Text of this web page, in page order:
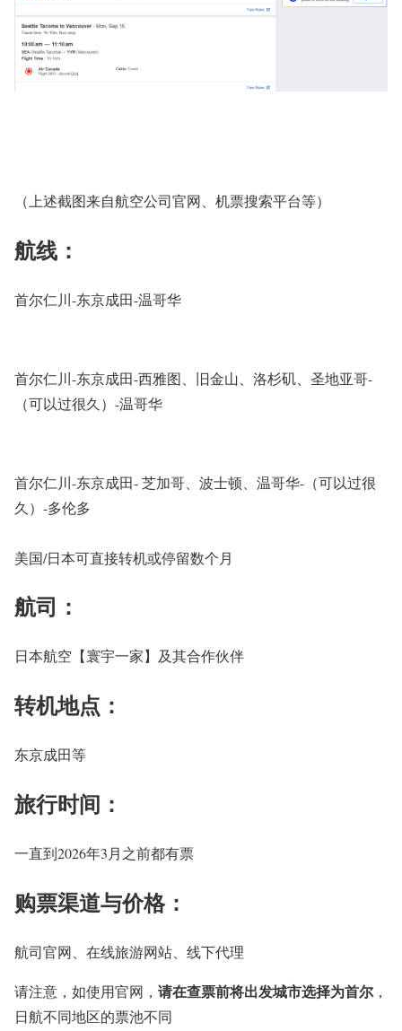
（上述截图来自航空公司官网、机票搜索平台等）
航线：
首尔仁川-东京成田-温哥华
首尔仁川-东京成田-西雅图、旧金山、洛杉矶、圣地亚哥-
（可以过很久）-温哥华
首尔仁川-东京成田- 芝加哥、波士顿、温哥华-（可以过很
久）-多伦多
美国/日本可直接转机或停留数个月
航司：
日本航空【寰宇一家】及其合作伙伴
转机地点：
东京成田等
旅行时间：
一直到2026年3月之前都有票
购票渠道与价格：
航司官网、在线旅游网站、线下代理
请注意，如使用官网， 请在查票前将出发城市选择为首尔 ，
日航不同地区的票池不同